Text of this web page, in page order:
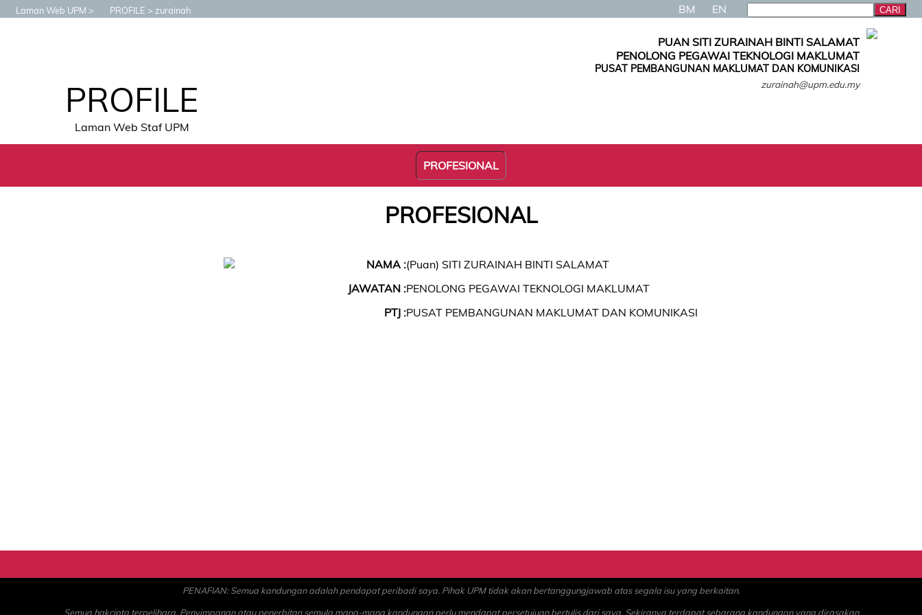
Laman Web UPM PROFILE zurainah BM EN
PROFILE
Laman Web Staf UPM
PUAN SITI ZURAINAH BINTI SALAMAT
PENOLONG PEGAWAI TEKNOLOGI MAKLUMAT
PUSAT PEMBANGUNAN MAKLUMAT DAN KOMUNIKASI
zurainah@upm.edu.my
PROFESIONAL
PROFESIONAL
NAMA :(Puan) SITI ZURAINAH BINTI SALAMAT
JAWATAN :PENOLONG PEGAWAI TEKNOLOGI MAKLUMAT
PTJ :PUSAT PEMBANGUNAN MAKLUMAT DAN KOMUNIKASI
PENAFIAN: Semua kandungan adalah pendapat peribadi saya. Pihak UPM tidak akan bertanggungjawab atas segala isu yang berkaitan.
Semua hakcipta terpelihara. Penyimpanan atau penerbitan semula mana-mana kandungan perlu mendapat persetujuan bertulis dari saya. Sekiranya terdapat sebarang kandungan yang dirasakan